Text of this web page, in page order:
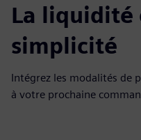
La liquidité
simplicité
Intégrez les modalités de
à votre prochaine